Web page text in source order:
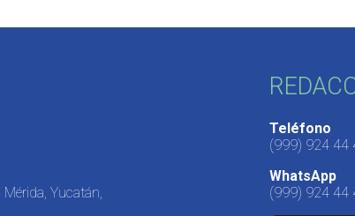
Yucatán,
Teléfono
(999) 924 44
WhatsApp
(999) 924 44